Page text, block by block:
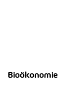
Bioökonomie